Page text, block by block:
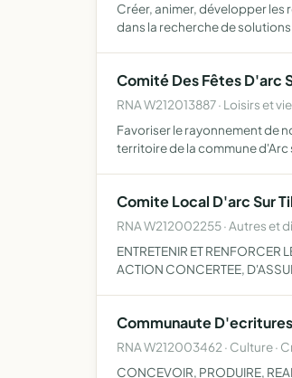
Créer, animer, développer les
dans la recherche de
Comité Des Fêtes D'arc
RNA W212013887 · Loisirs et
Favoriser le rayonnement de
territoire de la commune d'Arc
Comite Local D'arc Sur
RNA W212002255 · Autres et
ENTRETENIR ET RENFORCER
ACTION CONCERTEE,
Communaute D'ecritures
RNA W212003462 · Culture ·
CONCEVOIR, PRODUIRE,